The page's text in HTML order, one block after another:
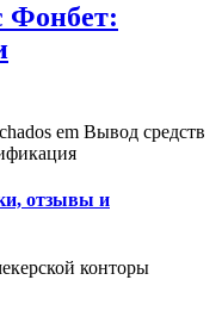
Фонбет:
em Вывод средств
отзывы и
конторы